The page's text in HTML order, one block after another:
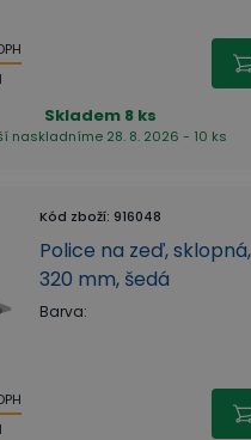
Skladem 8 ks
naskladníme 28. 8. 2026 - 10 ks
Kód zboží: 916048
Police na zeď,
320 mm, šedá
Barva: